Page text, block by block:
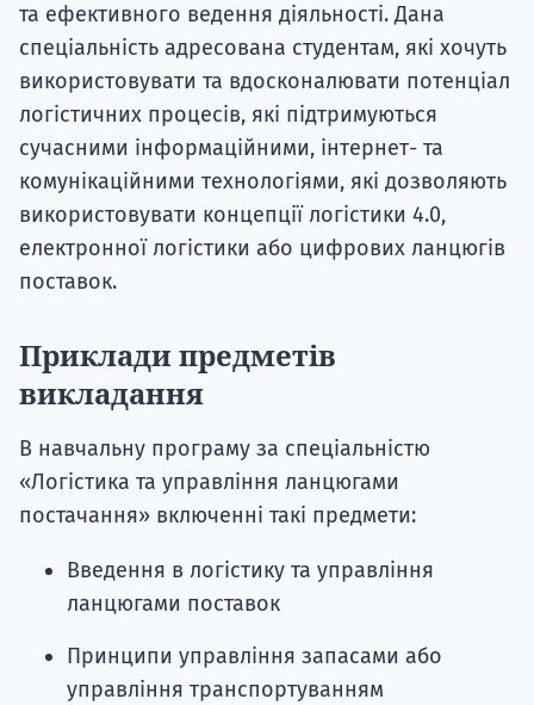
та ефективного ведення діяльності. Дана
спеціальність адресована студентам, які хочуть
використовувати та вдосконалювати потенціал
логістичних процесів, які підтримуються
сучасними інформаційними, інтернет- та
комунікаційними технологіями, які дозволяють
використовувати концепції логістики 4.0,
електронної логістики або цифрових ланцюгів
поставок.
Приклади предметів
викладання
В навчальну програму за спеціальністю
«Логістика та управління ланцюгами
постачання» включенні такі предмети:
Введення в логістику та управління
ланцюгами поставок
Принципи управління запасами або
управління транспортуванням